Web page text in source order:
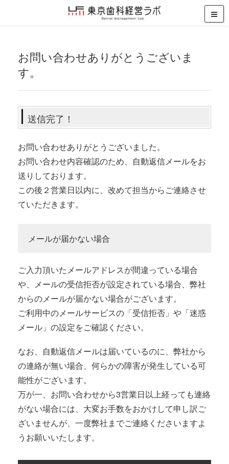
お問い合わせありがとうございま
す。
送信完了！
お問い合わせありがとうございました。
お問い合わせ内容確認のため、自動返信メールをお
送りしております。
この後２営業日以内に、改めて担当からご連絡させ
ていただきます。
メールが届かない場合
ご入力頂いたメールアドレスが間違っている場合
や、メールの受信拒否が設定されている場合、弊社
からのメールが届かない場合がございます。
ご利用中のメールサービスの「受信拒否」や「迷惑
メール」の設定をご確認ください。
なお、自動返信メールは届いているのに、弊社から
の連絡が無い場合、何らかの障害が発生している可
能性がございます。
万が一、お問い合わせから3営業日以上経っても連絡
がない場合には、大変お手数をおかけして申し訳ご
ざいませんが、一度弊社までご連絡くださいますよ
うお願いいたします。